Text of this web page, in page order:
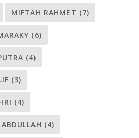
MIFTAH RAHMET (7)
(6)
(4)
(3)
(4)
(4)